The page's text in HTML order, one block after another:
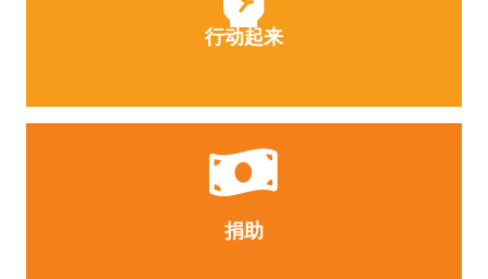
行动起来
捐助